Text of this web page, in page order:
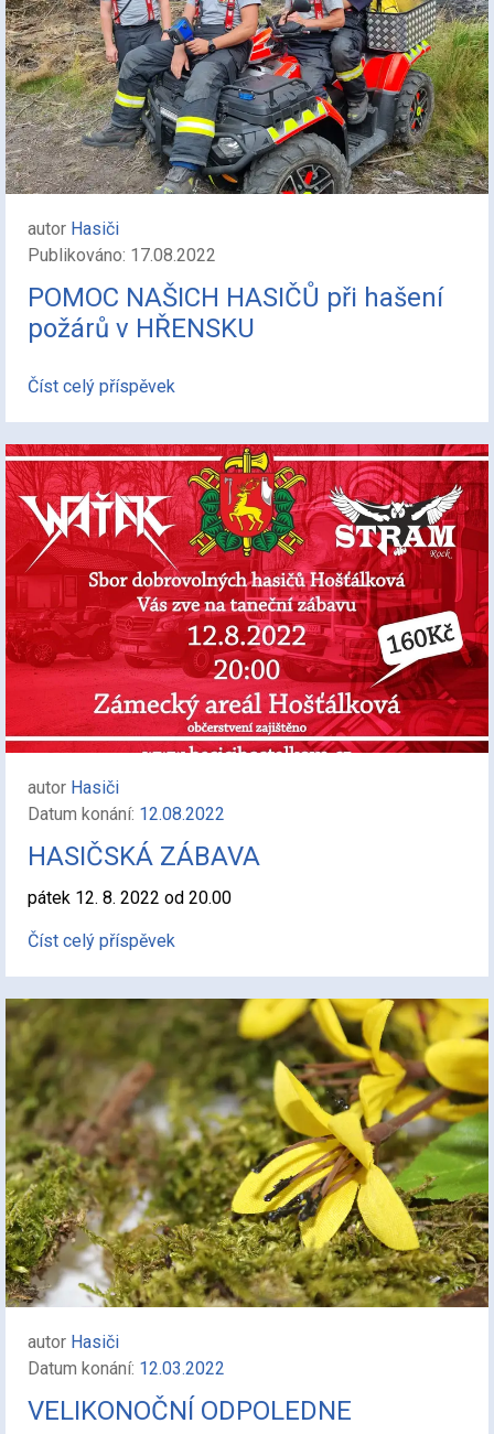
autor Hasiči
Publikováno: 17.08.2022
POMOC NAŠICH HASIČŮ při hašení
požárů v HŘENSKU
Číst celý příspěvek
autor Hasiči
Datum konání: 12.08.2022
HASIČSKÁ ZÁBAVA
pátek 12. 8. 2022 od 20.00
Číst celý příspěvek
autor Hasiči
Datum konání: 12.03.2022
VELIKONOČNÍ ODPOLEDNE